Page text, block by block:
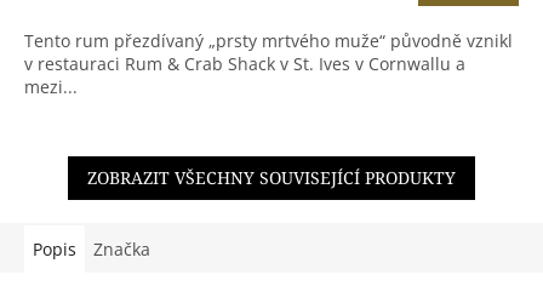
Tento rum přezdívaný „prsty mrtvého muže“ původně vznikl
v restauraci Rum & Crab Shack v St. Ives v Cornwallu a
mezi...
ZOBRAZIT VŠECHNY SOUVISEJÍCÍ PRODUKTY
Popis Značka